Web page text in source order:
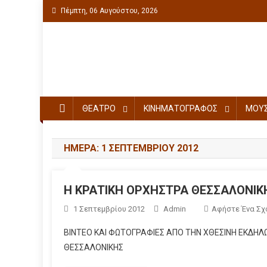
Πέμπτη, 06 Αυγούστου, 2026
ΘΕΑΤΡΟ ΚΙΝΗΜΑΤΟΓΡΑΦΟΣ
ΗΜΈΡΑ: 1 ΣΕΠΤΕΜΒΡΊΟΥ 2012
Η ΚΡΑΤΙΚΗ ΟΡΧΗΣΤΡΑ
1 Σεπτεμβρίου 2012 Admin Αφήστε Ένα
ΒΙΝΤΕΟ ΚΑΙ ΦΩΤΟΓΡΑΦΙΕΣ ΑΠΟ ΤΗΝ ΧΘΕΣΙΝΗ
ΘΕΣΣΑΛΟΝΙΚΗΣ